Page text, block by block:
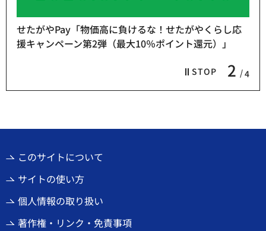
STOP 2 4
せたがやPay「物価高に負けるな！せたがやくらし応
援キャンペーン第2弾（最大10％ポイント還元）」
このサイトについて
サイトの使い方
個人情報の取り扱い
著作権・リンク・免責事項